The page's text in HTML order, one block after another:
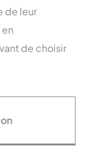
de leur
de choisir